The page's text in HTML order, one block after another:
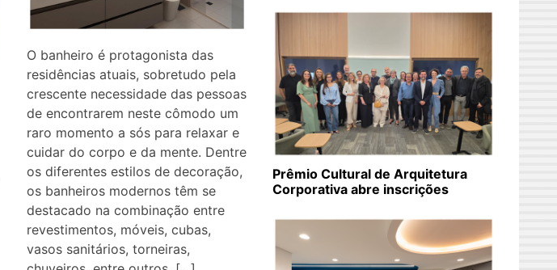
O banheiro é protagonista das
residências atuais, sobretudo pela
crescente necessidade das pessoas
de encontrarem neste cômodo um
raro momento a sós para relaxar e
cuidar do corpo e da mente. Dentre
os diferentes estilos de decoração,
os banheiros modernos têm se
destacado na combinação entre
revestimentos, móveis, cubas,
vasos sanitários, torneiras,
Prêmio Cultural de Arquitetura
Corporativa abre inscrições